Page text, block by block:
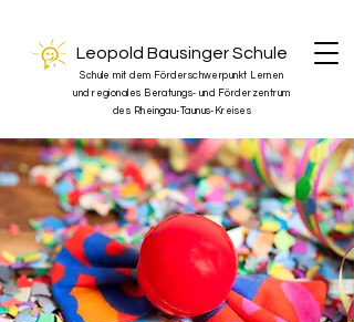
Leopold Bausinger Schule
Schule mit dem Förderschwerpunkt Lernen
und regionales Beratungs- und Förderzentrum
des Rheingau-Taunus-Kreises